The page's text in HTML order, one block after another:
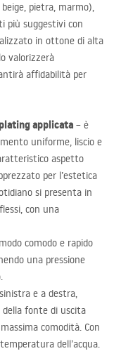
pietra, marmo),
più suggestivi con
in ottone di alta
valorizzerà
affidabilità per
applicata – è
uniforme, liscio e
aspetto
per l’estetica
si presenta in
con una
comodo e rapido
una pressione
e a destra,
fonte di uscita
comodità. Con
dell’acqua.